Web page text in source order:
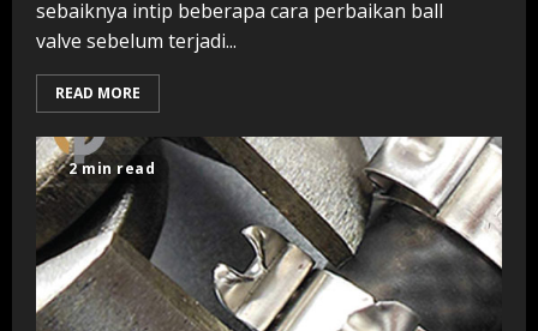
sebaiknya intip beberapa cara perbaikan ball
valve sebelum terjadi...
READ MORE
2 min read